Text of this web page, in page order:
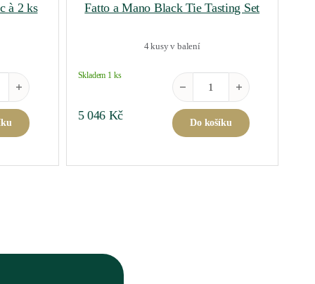
à 2 ks
Sour Optic à 2 ks množství
Fatto a Mano Black Tie Tasting Set
4 kusy v balení
Skladem 1 ks
5 046 Kč
Fatto a Mano Black Tie Tasting
Do košíku